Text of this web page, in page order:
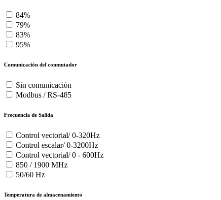
84%
79%
83%
95%
Comunicación del conmutador
Sin comunicación
Modbus / RS-485
Frecuencia de Salida
Control vectorial/ 0-320Hz
Control escalar/ 0-3200Hz
Control vectorial/ 0 - 600Hz
850 / 1900 MHz
50/60 Hz
Temperatura de almacenamiento